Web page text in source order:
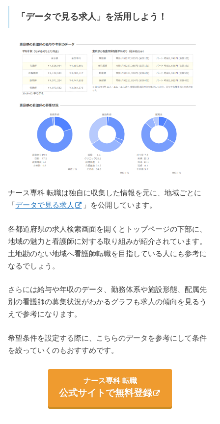
「データで見る求人」を活用しよう！
ナース専科 転職は独自に収集した情報を元に、地域ごとに
「 データで見る求人 」を公開しています。
各都道府県の求人検索画面を開くとトップページの下部に、
地域の魅力と看護師に対する取り組みが紹介されています。
土地勘のない地域へ看護師転職を目指している人にも参考に
なるでしょう。
さらには給与や年収のデータ、勤務体系や施設形態、配属先
別の看護師の募集状況がわかるグラフも求人の傾向を見るう
えで参考になります。
希望条件を設定する際に、こちらのデータを参考にして条件
を絞っていくのもおすすめです。
ナース専科 転職
公式サイトで無料登録